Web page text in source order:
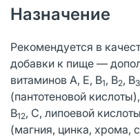
Назначение
Рекомендуется в
добавки к пище —
витаминов А, Е, В1, В2, В3
(пантотеновой
В12, С, липоевой
(магния, цинка, хрома,